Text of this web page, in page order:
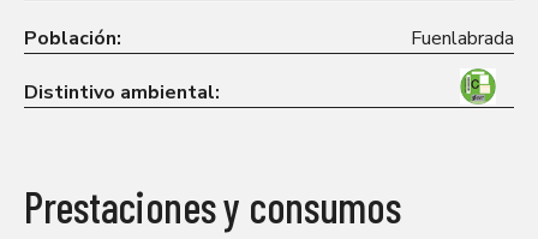
Población: Fuenlabrada
Distintivo ambiental:
Prestaciones y consumos